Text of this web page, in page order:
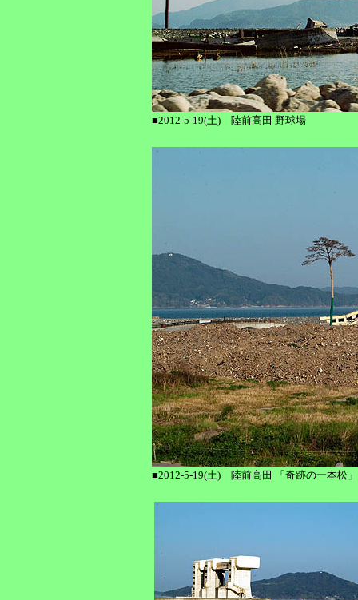
■2012-5-19(土) 陸前高田 野球場
■2012-5-19(土) 陸前高田 「奇跡の一本松